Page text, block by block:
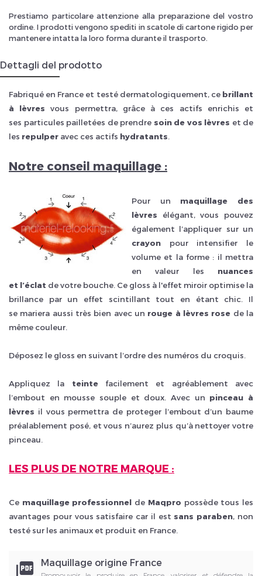
Prestiamo particolare attenzione alla preparazione del vostro
ordine. I prodotti vengono spediti in scatole di cartone rigido per
mantenere intatta la loro forma durante il trasporto.
Dettagli del prodotto
Fabriqué en France et testé dermatologiquement, ce brillant
à lèvres vous permettra, grâce à ces actifs enrichis et
ses particules pailletées de prendre soin de vos lèvres et de
les repulper avec ces actifs hydratants.
Notre conseil maquillage :
Pour un maquillage des
lèvres élégant, vous pouvez
également l’appliquer sur un
crayon pour intensifier le
volume et la forme : il mettra
en valeur les nuances
et l’éclat de votre bouche. Ce gloss à l'effet miroir optimise la
brillance par un effet scintillant tout en étant chic. Il
se mariera aussi très bien avec un rouge à lèvres rose de la
même couleur.
Déposez le gloss en suivant l’ordre des numéros du croquis.
Appliquez la teinte facilement et agréablement avec
l’embout en mousse souple et doux. Avec un pinceau à
lèvres il vous permettra de proteger l’embout d’un baume
préalablement posé, et vous n’aurez plus qu’à nettoyer votre
pinceau.
LES PLUS DE NOTRE MARQUE :
Ce maquillage professionnel de Maqpro possède tous les
avantages pour vous satisfaire car il estsans paraben, non
testé sur les animaux et produit en France.
picture_as_pdf Maquillage origine France